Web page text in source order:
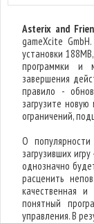
Asterix and
gameXcite
установки
программки и
завершения
правило -
загрузите
ограничений,
О
загрузивших
однозначно
расценить
качественная
понятный
управления. В